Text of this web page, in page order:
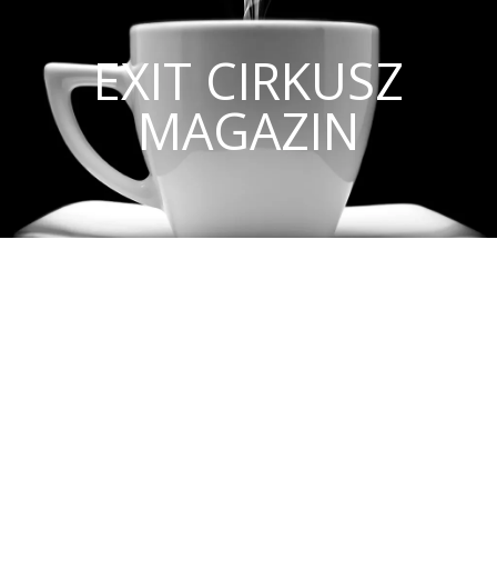
EXIT CIRKUSZ
MAGAZIN